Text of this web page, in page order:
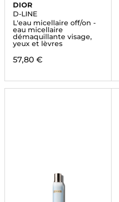
DIOR
D-LINE
L'eau micellaire off/on -
eau micellaire
démaquillante visage,
yeux et lèvres
57,80 €